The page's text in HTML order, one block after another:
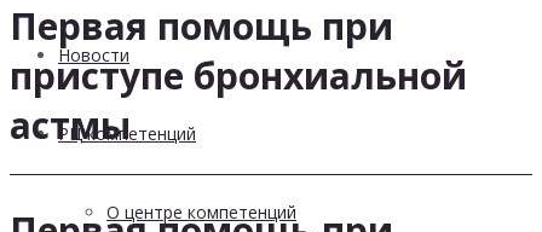
Новости
РЦ компетенций
О центре компетенций
Первая помощь при
приступе бронхиальной
астмы